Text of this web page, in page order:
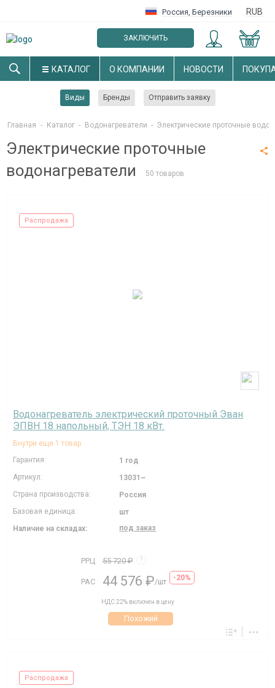
Россия, Березники RUB
ЗАКЛЮЧИТЬ
ОПТОВЫЙ ДОГОВОР
КАТАЛОГ О КОМПАНИИ НОВОСТИ
Виды Бренды Отправить заявку
Главная - Каталог - Водонагреватели - Электрические проточные
Электрические проточные
водонагреватели
50 товаров
Распродажа
Водонагреватель электрический проточный Эван
ЭПВН 18 напольный, ТЭН 18 кВт.
Внутри еще 1 товар
Гарантия:
1 год
Артикул:
13031~
Страна производства:
Россия
Базовая единица:
шт
Наличие на складах:
под заказ
РРЦ 55 720 ₽ ?
РАС 44 576 ₽/шт -20%
НДС 22% включен в цену
Похожий
Распродажа